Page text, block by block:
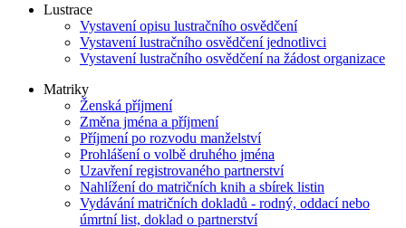
Lustrace
Vystavení opisu lustračního osvědčení
Vystavení lustračního osvědčení jednotlivci
Vystavení lustračního osvědčení na žádost organizace
Matriky
Ženská příjmení
Změna jména a příjmení
Příjmení po rozvodu manželství
Prohlášení o volbě druhého jména
Uzavření registrovaného partnerství
Nahlížení do matričních knih a sbírek listin
Vydávání matričních dokladů - rodný, oddací nebo
úmrtní list, doklad o partnerství